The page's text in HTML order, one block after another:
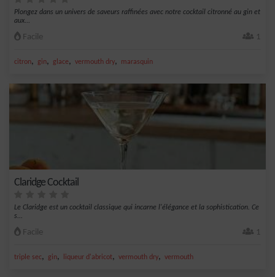
Plongez dans un univers de saveurs raffinées avec notre cocktail citronné au gin et
aux...
Facile 1
citron, gin, glace, vermouth dry, marasquin
Claridge Cocktail
Le Claridge est un cocktail classique qui incarne l'élégance et la sophistication. Ce
s...
Facile 1
triple sec, gin, liqueur d'abricot, vermouth dry, vermouth